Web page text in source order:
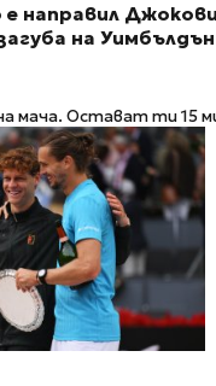
е направил
на Уимбълдън
на мача. Остават ти 15